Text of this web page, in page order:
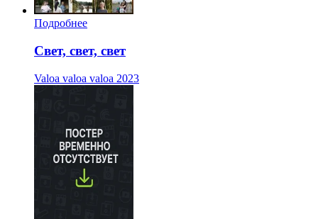
Подробнее
Свет, свет, свет
Valoa valoa valoa 2023